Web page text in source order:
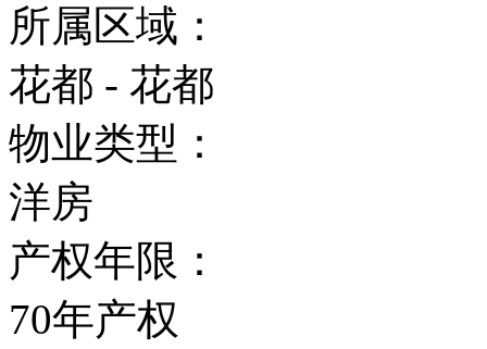
所属区域：
花都 - 花都
物业类型：
洋房
产权年限：
70年产权